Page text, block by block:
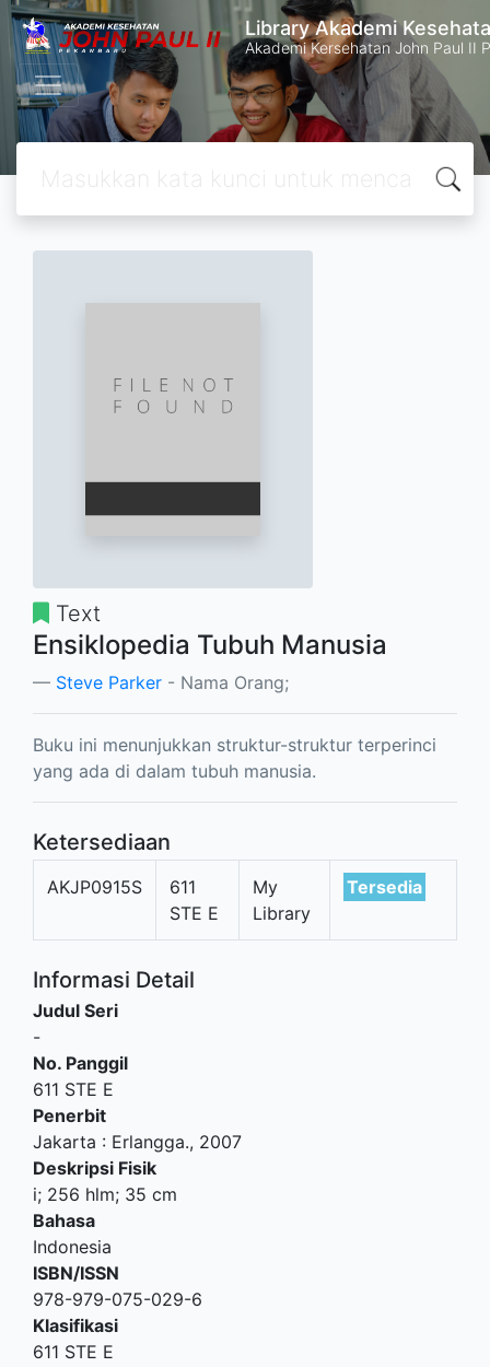
Library Akademi
Akademi Kersehatan John Paul II
Text
Ensiklopedia Tubuh Manusia
Steve Parker - Nama Orang;
Buku ini menunjukkan struktur-struktur terperinci
yang ada di dalam tubuh manusia.
Ketersediaan
AKJP0915S
611
STE E
My
Library
Tersedia
Informasi Detail
Judul Seri
-
No. Panggil
611 STE E
Penerbit
Jakarta : Erlangga., 2007
Deskripsi Fisik
i; 256 hlm; 35 cm
Bahasa
Indonesia
ISBN/ISSN
978-979-075-029-6
Klasifikasi
611 STE E